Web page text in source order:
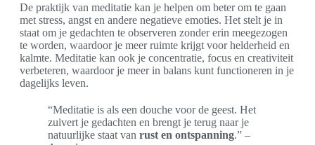
De praktijk van meditatie kan je helpen om beter om te gaan
met stress, angst en andere negatieve emoties. Het stelt je in
staat om je gedachten te observeren zonder erin meegezogen
te worden, waardoor je meer ruimte krijgt voor helderheid en
kalmte. Meditatie kan ook je concentratie, focus en creativiteit
verbeteren, waardoor je meer in balans kunt functioneren in je
dagelijks leven.
“Meditatie is als een douche voor de geest. Het
zuivert je gedachten en brengt je terug naar je
natuurlijke staat van rust en ontspanning.” –